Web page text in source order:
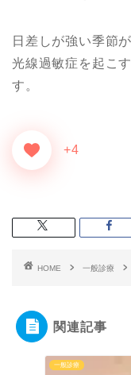
日差しが強い季節
光線過敏症を起こ
す。
+4
HOME 一般診療
関連記事
一般診療